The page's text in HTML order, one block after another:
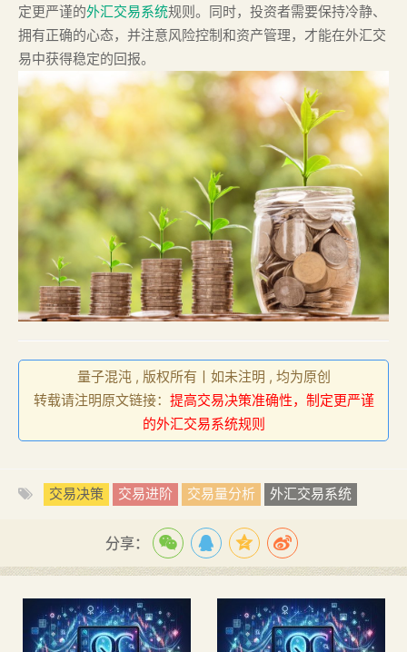
定更严谨的外汇交易系统规则。同时，投资者需要保持冷静、
拥有正确的心态，并注意风险控制和资产管理，才能在外汇交
易中获得稳定的回报。
量子混沌 , 版权所有丨如未注明 , 均为原创
转载请注明原文链接： 提高交易决策准确性，制定更严谨
的外汇交易系统规则
交易决策 交易进阶 交易量分析 外汇交易系统
分享：